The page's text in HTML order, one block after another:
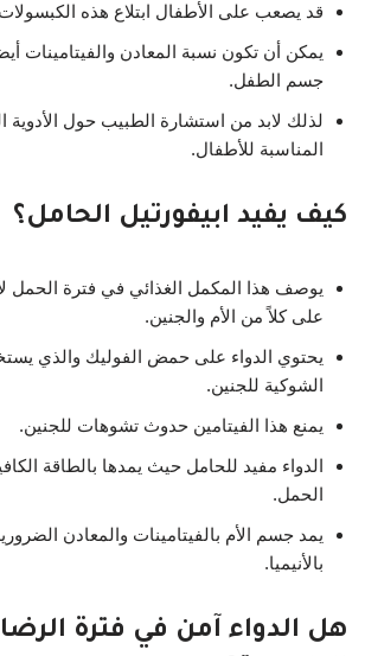
قد يصعب على الأطفال ابتلاع هذه الكبسولات
يمكن أن تكون نسبة المعادن والفيتامينات
جسم الطفل.
لذلك لابد من استشارة الطبيب حول الأدوية
المناسبة للأطفال.
كيف يفيد ابيفورتيل الحامل؟
يوصف هذا المكمل الغذائي في فترة الحمل
على كلاً من الأم والجنين.
يحتوي الدواء على حمض الفوليك والذي
الشوكية للجنين.
يمنع هذا الفيتامين حدوث تشوهات للجنين.
الدواء مفيد للحامل حيث يمدها بالطاقة
الحمل.
يمد جسم الأم بالفيتامينات والمعادن
بالأنيميا.
هل الدواء آمن في فترة